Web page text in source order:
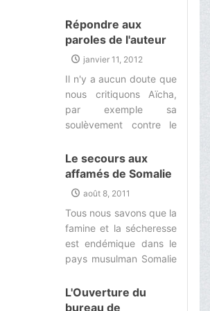
Eminence Grand
Ayatollah Makarem
Shirazi a été
officiellement lancée.‌
Répondre aux
paroles de l'auteur
du livre « Al-
Akhir Li-Aïcha »
janvier 11, 2012
Il n'y a aucun doute que
nous critiquons Aïcha,
par exemple sa
soulèvement contre le
Croyants 'Ali, que la paix
soit sur Lui, qui causa la
mort de vingt mille
hommes. Mais vous
avez attribuez les
mauvais actes àAïcha
qui est considéré
comme une humiliation
le salut de Dieu soit sur
Lui et sur sa Famille.‌
Le secours aux
affamés de Somalie
est un devoir divin
août 8, 2011
Tous nous savons que la
famine et la sécheresse
est endémique dans le
pays musulman Somalie
sont en danger de la
mort. Il est le devoir des
L'Ouverture du
bureau de